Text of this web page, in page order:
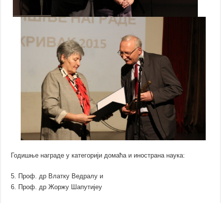
Годишње награде у категорији домаћа и инострана наука:
5. Проф. др Влатку Ведралу и
6. Проф. др Жоржу Шапутијеу